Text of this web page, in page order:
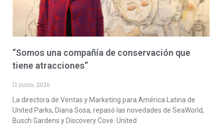
“Somos una compañía de conservación que
tiene atracciones”
11 junio, 2026
La directora de Ventas y Marketing para América Latina de
United Parks, Diana Sosa, repasó las novedades de SeaWorld,
Busch Gardens y Discovery Cove. United